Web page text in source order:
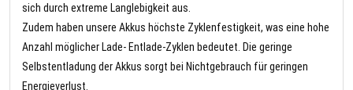
sich durch extreme Langlebigkeit aus.
Zudem haben unsere Akkus höchste Zyklenfestigkeit, was eine hohe
Anzahl möglicher Lade- Entlade-Zyklen bedeutet. Die geringe
Selbstentladung der Akkus sorgt bei Nichtgebrauch für geringen
Energieverlust.